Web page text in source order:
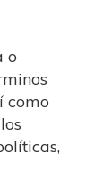
o
como